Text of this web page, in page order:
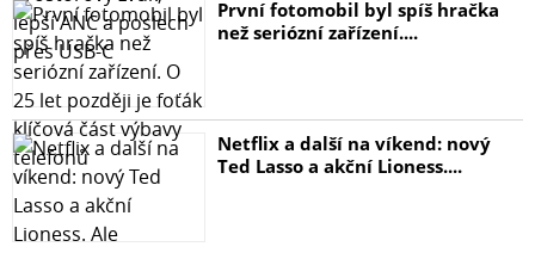
První fotomobil byl spíš hračka
než seriózní zařízení....
Netflix a další na víkend: nový
Ted Lasso a akční Lioness....